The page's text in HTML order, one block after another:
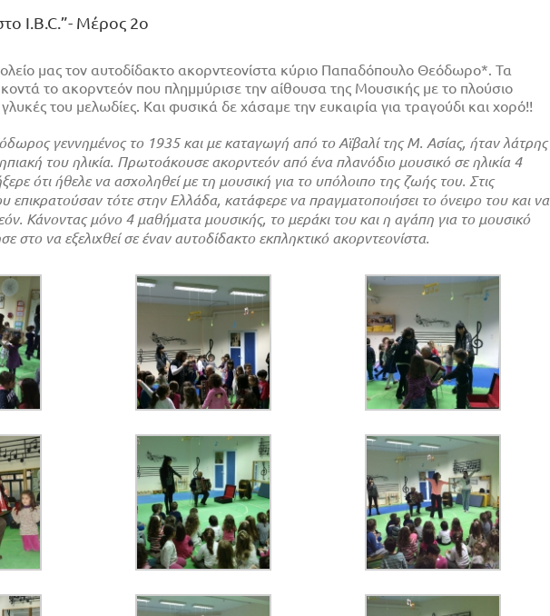
I.B.C.”- Μέρος 2ο
μας τον αυτοδίδακτο ακορντεονίστα κύριο Παπαδόπουλο Θεόδωρο*. Τα
το ακορντεόν που πλημμύρισε την αίθουσα της Μουσικής με το πλούσιο
του μελωδίες. Και φυσικά δε χάσαμε την ευκαιρία για τραγούδι και χορό!!
γεννημένος το 1935 και με καταγωγή από το Αϊβαλί της Μ. Ασίας, ήταν λάτρης
του ηλικία. Πρωτοάκουσε ακορντεόν από ένα πλανόδιο μουσικό σε ηλικία 4
ότι ήθελε να ασχοληθεί με τη μουσική για το υπόλοιπο της ζωής του. Στις
επικρατούσαν τότε στην Ελλάδα, κατάφερε να πραγματοποιήσει το όνειρο του και να
Κάνοντας μόνο 4 μαθήματα μουσικής, το μεράκι του και η αγάπη για το μουσικό
στο να εξελιχθεί σε έναν αυτοδίδακτο εκπληκτικό ακορντεονίστα.